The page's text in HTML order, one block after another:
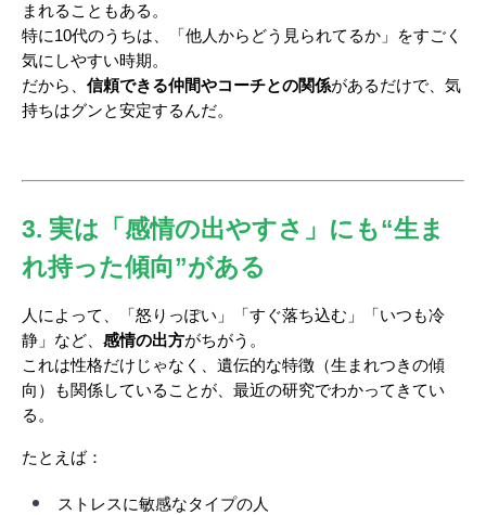
まれることもある。
特に10代のうちは、「他人からどう見られてるか」をすごく
気にしやすい時期。
だから、 信頼できる仲間やコーチとの関係があるだけで、気
持ちはグンと安定するんだ。
3. 実は「感情の出やすさ」にも“生ま
れ持った傾向”がある
人によって、「怒りっぽい」「すぐ落ち込む」「いつも冷
静」など、 感情の出方がちがう。
これは性格だけじゃなく、遺伝的な特徴（生まれつきの傾
向）も関係していることが、最近の研究でわかってきてい
る。
たとえば：
ストレスに敏感なタイプの人